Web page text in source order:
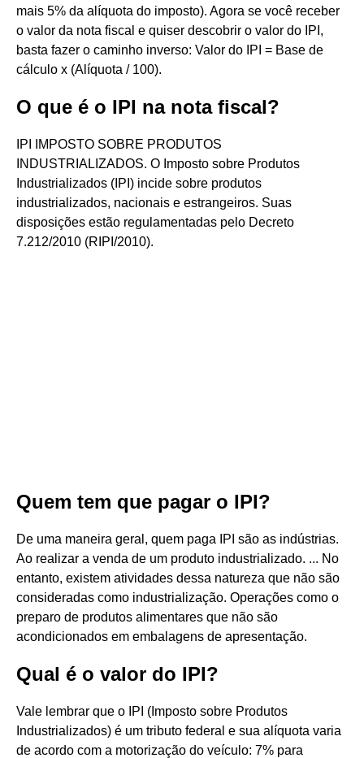
mais 5% da alíquota do imposto). Agora se você receber
o valor da nota fiscal e quiser descobrir o valor do IPI,
basta fazer o caminho inverso: Valor do IPI = Base de
cálculo x (Alíquota / 100).
O que é o IPI na nota fiscal?
IPI IMPOSTO SOBRE PRODUTOS
INDUSTRIALIZADOS. O Imposto sobre Produtos
Industrializados (IPI) incide sobre produtos
industrializados, nacionais e estrangeiros. Suas
disposições estão regulamentadas pelo Decreto
7.212/2010 (RIPI/2010).
Quem tem que pagar o IPI?
De uma maneira geral, quem paga IPI são as indústrias.
Ao realizar a venda de um produto industrializado. ... No
entanto, existem atividades dessa natureza que não são
consideradas como industrialização. Operações como o
preparo de produtos alimentares que não são
acondicionados em embalagens de apresentação.
Qual é o valor do IPI?
Vale lembrar que o IPI (Imposto sobre Produtos
Industrializados) é um tributo federal e sua alíquota varia
de acordo com a motorização do veículo: 7% para